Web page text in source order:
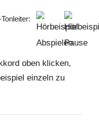
oben klicken,
einzeln zu